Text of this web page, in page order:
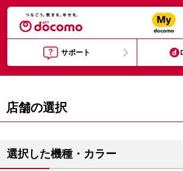
サポート
店舗の選択
選択した機種・カラー